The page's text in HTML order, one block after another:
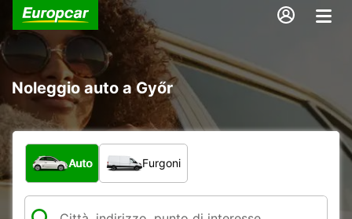
Noleggio auto a Győr
Scegli la tipologia di veicolo:
Auto Furgoni